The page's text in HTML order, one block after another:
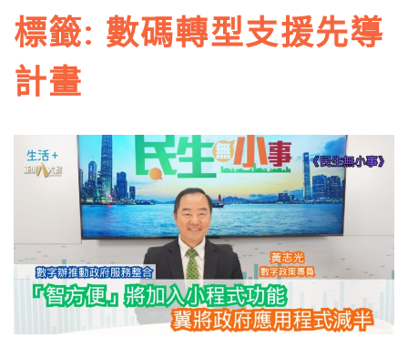
標籤: 數碼轉型支援先導
計畫